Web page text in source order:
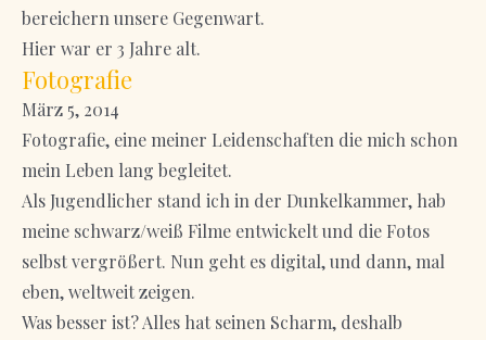
bereichern unsere Gegenwart.
Hier war er 3 Jahre alt.
Fotografie
März 5, 2014
Fotografie, eine meiner Leidenschaften die mich schon
mein Leben lang begleitet.
Als Jugendlicher stand ich in der Dunkelkammer, hab
meine schwarz/weiß Filme entwickelt und die Fotos
selbst vergrößert. Nun geht es digital, und dann, mal
eben, weltweit zeigen.
Was besser ist? Alles hat seinen Scharm, deshalb